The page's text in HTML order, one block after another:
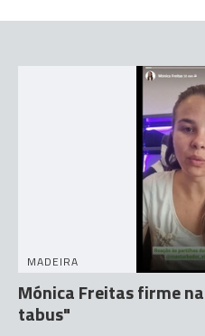
MADEIRA
Mónica Freitas firme
tabus"